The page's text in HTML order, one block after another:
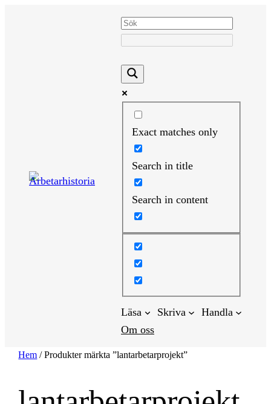
Exact matches only
Search in title
Search in content
Läsa Skriva
Handla
Om oss
Hem / Produkter märkta ”lantarbetarprojekt”